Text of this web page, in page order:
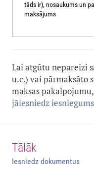
tāds ir), nosaukums un
maksājums
Lai atgūtu nepareizi
u.c.) vai pārmaksāto
maksas pakalpojumu,
jāiesniedz iesniegums
Tālāk
Iesniedz dokumentus